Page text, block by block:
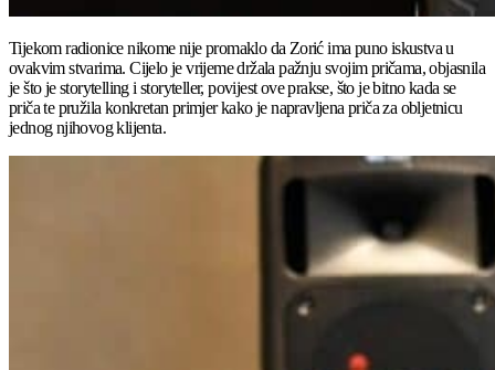
Tijekom radionice nikome nije promaklo da Zorić ima puno iskustva u
ovakvim stvarima. Cijelo je vrijeme držala pažnju svojim pričama, objasnila
je što je storytelling i storyteller, povijest ove prakse, što je bitno kada se
priča te pružila konkretan primjer kako je napravljena priča za obljetnicu
jednog njihovog klijenta.